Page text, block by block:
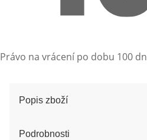
Právo na vrácení po dobu 100
Popis zboží
Podrobnosti